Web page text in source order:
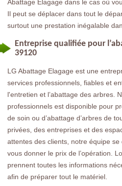
Abattage Elagage dans le cas où
Il peut se déplacer dans tout le
surtout une prestation inégalable
Entreprise qualifiée pour
39120
LG Abattage Elagage est une
services professionnels, fiables et
l'entretien et l’abattage des arbres.
professionnels est disponible pour
de soin ou d’abattage d’arbres de
privées, des entreprises et des
attentes des clients, notre équipe
vous donner le prix de l’opération.
prennent toutes les informations
afin de préparer tout le matériel.